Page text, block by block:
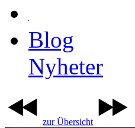
Blog
Nyheter
zur Übersicht